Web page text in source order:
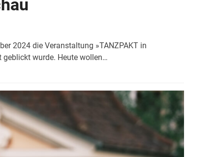
2024 die Veranstaltung »TANZPAKT in
geblickt wurde. Heute wollen…